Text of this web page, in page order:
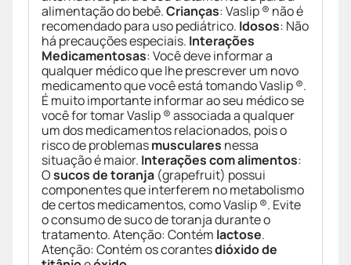
alimentação do bebê.Crianças: Vaslip ® não é
recomendado para uso pediátrico. Idosos: Não
há precauções especiais. Interações
Medicamentosas: Você deve informar a
qualquer médico que lhe prescrever um novo
medicamento que você está tomando Vaslip ®.
É muito importante informar ao seu médico se
você for tomar Vaslip ® associada a qualquer
um dos medicamentos relacionados, pois o
risco de problemasmusculares nessa
situação é maior. Interações com alimentos:
Osucos de toranja (grapefruit) possui
componentes que interferem no metabolismo
de certos medicamentos, como Vaslip ®. Evite
o consumo de suco de toranja durante o
tratamento. Atenção: Contém lactose.
Atenção: Contém os corantesdióxido de